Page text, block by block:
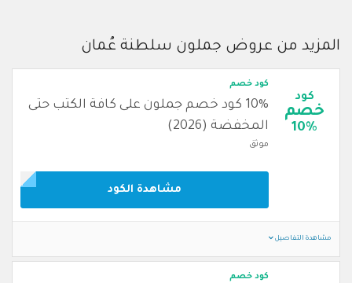
المزيد من عروض جملون سلطنة عُمان
كود
خصم
10%
كود خصم
10% كود خصم جملون على كافة الكتب حتى
المخفضة (2026)
موثق
مشاهدة الكود
مشاهدة التفاصيل
كود خصم